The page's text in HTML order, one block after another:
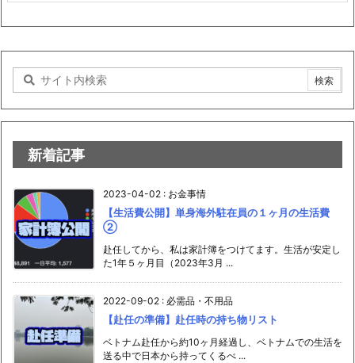
新着記事
2023-04-02 : お金事情
【生活費公開】単身海外駐在員の１ヶ月の生活費
②
赴任してから、私は家計簿をつけてます。生活が安定し
た1年５ヶ月目（2023年3月 ...
2022-09-02 : 必需品・不用品
【赴任の準備】赴任時の持ち物リスト
ベトナム赴任から約10ヶ月経過し、ベトナムでの生活を
送る中で日本から持ってくるべ ...